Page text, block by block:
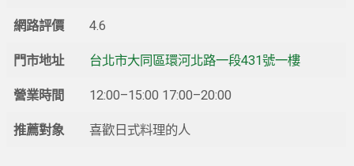
網路評價 4.6
門市地址 台北市大同區環河北路一段431號一樓
營業時間 12:00–15:00 17:00–20:00
推薦對象 喜歡日式料理的人